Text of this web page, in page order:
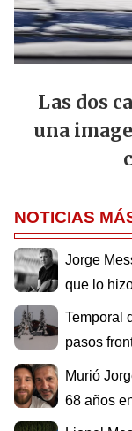
Las dos
una
NOTICIAS
Jorge
que lo
Temporal
pasos
Murió
68 años